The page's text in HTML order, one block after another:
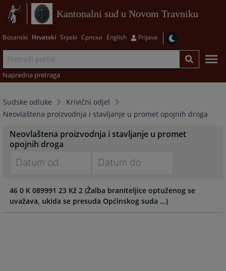
Kantonalni sud u Novom Travniku
Bosanski Hrvatski Srpski Српски English Prijava
Napredna pretraga
Sudske odluke
Krivični odjel
Neovlaštena proizvodnja i stavljanje u promet opojnih droga
Neovlaštena proizvodnja i stavljanje u promet
opojnih droga
forward
to
interact
forward
to
interact
46 0 K 089991 23 Kž 2 (Žalba braniteljice optuženog se
uvažava, ukida se presuda Općinskog suda ...)